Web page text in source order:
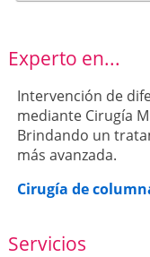
Experto en...
Intervención de
mediante Cirugía
Brindando un
más avanzada.
Cirugía de
Servicios